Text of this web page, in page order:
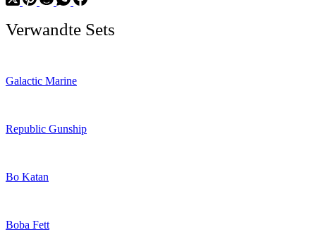
Verwandte Sets
Galactic Marine
Republic Gunship
Bo Katan
Boba Fett